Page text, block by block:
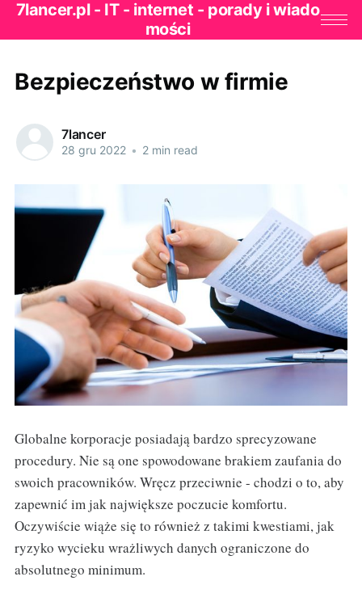
7lancer.pl - IT - internet - porady i wiado
mości
Bezpieczeństwo w firmie
7lancer
28 gru 2022 • 2 min read
Globalne korporacje posiadają bardzo sprecyzowane
procedury. Nie są one spowodowane brakiem zaufania do
swoich pracowników. Wręcz przeciwnie - chodzi o to, aby
zapewnić im jak największe poczucie komfortu.
Oczywiście wiąże się to również z takimi kwestiami, jak
ryzyko wycieku wrażliwych danych ograniczone do
absolutnego minimum.